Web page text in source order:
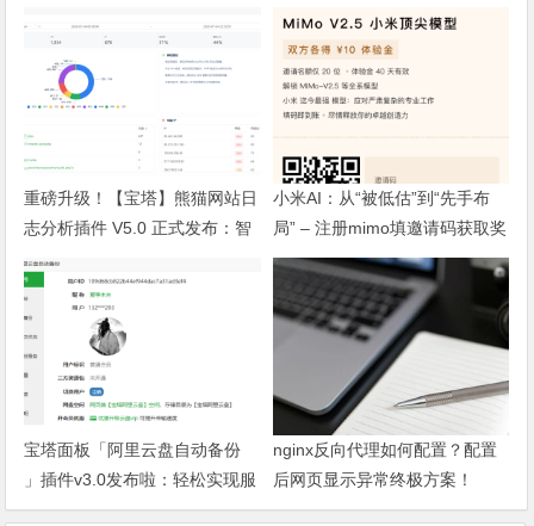
重磅升级！【宝塔】熊猫网站日
志分析插件 V5.0 正式发布：智
能体检+多维风控，运维效率全
面跃升
小米AI：从“被低估”到“先手布
局” – 注册mimo填邀请码获取奖
励, 赶紧的薅羊毛
宝塔面板「阿里云盘自动备份
」插件v3.0发布啦：轻松实现服
务器数据异地容灾
nginx反向代理如何配置？配置
后网页显示异常终极方案！